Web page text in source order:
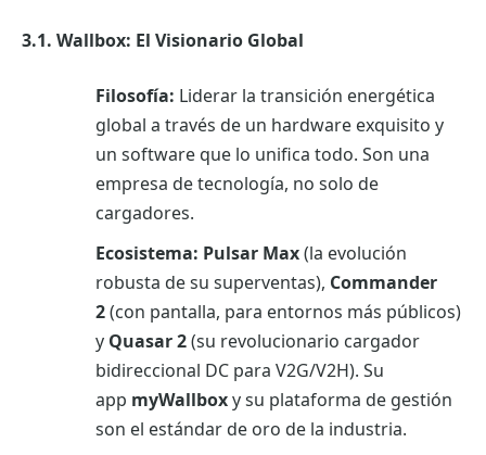
3.1. Wallbox: El Visionario Global
Filosofía: Liderar la transición energética
global a través de un hardware exquisito y
un software que lo unifica todo. Son una
empresa de tecnología, no solo de
cargadores.
Ecosistema: Pulsar Max(la evolución
robusta de su superventas), Commander
2(con pantalla, para entornos más públicos)
y Quasar 2(su revolucionario cargador
bidireccional DC para V2G/V2H). Su
app myWallboxy su plataforma de gestión
son el estándar de oro de la industria.